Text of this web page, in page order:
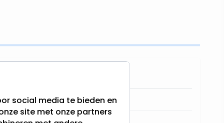
645491-RoodWave
social media te bieden en
site met onze partners